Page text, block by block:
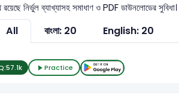
রয়েছে নির্ভুল ব্যাখ্যাসহ সমাধাণ ও PDF ডাউনলোডের সুবিধা।
All বাংলা: 20 English: 20
57.1k Practice